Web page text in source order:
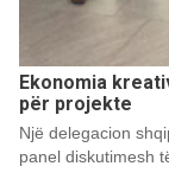
Ekonomia
për projekte
Një delegacion
panel diskutimesh